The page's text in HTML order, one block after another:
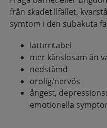
från skadetillfället,
symtom i den subakuta
lättirritabel
mer känslosam än
nedstämd
orolig/nervös
ångest,
emotionella